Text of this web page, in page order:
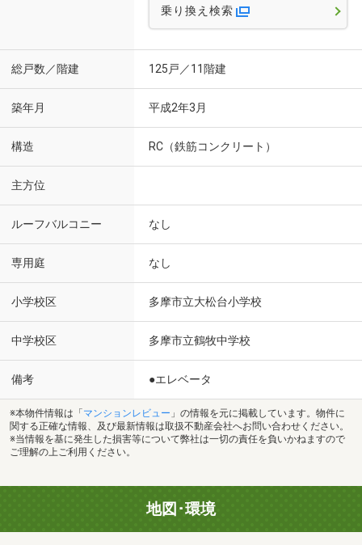
乗り換え検索
総戸数／階建 125戸／11階建
築年月 平成2年3月
構造 RC（鉄筋コンクリート）
主方位
ルーフバルコニー なし
専用庭 なし
小学校区 多摩市立大松台小学校
中学校区 多摩市立鶴牧中学校
備考 ●エレベータ
※本物件情報は「 マンションレビュー 」の情報を元に掲載しています。物件に
関する正確な情報、及び最新情報は取扱不動産会社へお問い合わせください。
※当情報を基に発生した損害等について弊社は一切の責任を負いかねますので
ご理解の上ご利用ください。
地図･環境